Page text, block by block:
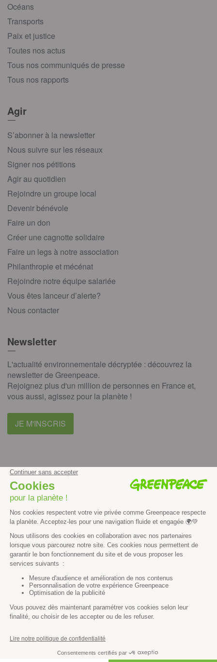
Océans
Transports
Paix et justice
Toutes nos actus
Tous nos communiqués de presse
Tous nos rapports
Agir
S’abonner à la newsletter
Nous suivre sur les réseaux
Signer nos pétitions
Agir au quotidien
Rejoindre un groupe local
Devenir bénévole
Faire un don
Créer une cagnotte solidaire
Faire un legs à notre association
Philanthropie et mécénat
Rejoindre notre équipe salariée
Vous êtes lanceur d’alerte?
Nous contacter
Newsletter
L'actualité environnementale décryptée : découvrez la
newsletter de Greenpeace.
Rejoignez plus d'un million de personnes en France et,
vous aussi, agissez pour la planète !
JE M'INSCRIS
instagramyoutube
Contenus et propriété intellectuelle
Mentions légales
Politique de confidentialité
Les autres sites de Greenpeace
dans le monde
Cliquez-ici pour modifier vos préférences en matière de cookies
Greenpeace
Tel : 01 80 96 96 96